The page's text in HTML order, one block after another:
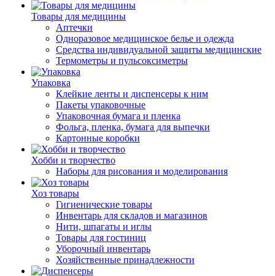
Товары для медицины
Аптечки
Одноразовое медицинское белье и одежда
Средства индивидуальной защиты медицинские
Термометры и пульсоксиметры
Упаковка
Клейкие ленты и диспенсеры к ним
Пакеты упаковочные
Упаковочная бумага и пленка
Фольга, пленка, бумага для выпечки
Картонные коробки
Хобби и творчество
Наборы для рисования и моделирования
Хоз товары
Гигиенические товары
Инвентарь для складов и магазинов
Нити, шпагаты и иглы
Товары для гостиниц
Уборочный инвентарь
Хозяйственные принадлежности